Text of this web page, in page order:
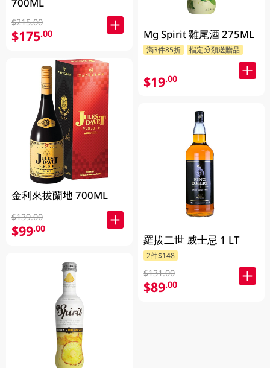
$215.00
$175.00
金利來拔蘭地 700ML
$139.00
$99.00
Mg Spirit 雞尾酒 275ML
滿3件85折 指定分類送贈品
$19.00
羅拔二世 威士忌 1 LT
2件$148
$131.00
$89.00